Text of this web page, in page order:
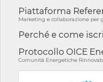
Piattaforma
Marketing e collaborazione per
Perché e come
Protocollo OICE
Comunità Energetiche